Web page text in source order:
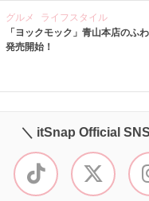
グルメ
ライフスタイル
「ヨックモック」青山本店のふ
発売開始！
＼ itSnap Official